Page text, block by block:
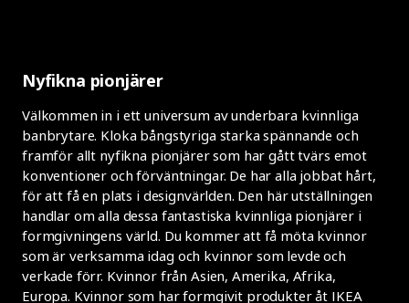
Nyfikna pionjärer
Välkommen in i ett universum av underbara kvinnliga
banbrytare. Kloka bångstyriga starka spännande och
framför allt nyfikna pionjärer som har gått tvärs emot
konventioner och förväntningar. De har alla jobbat hårt,
för att få en plats i designvärlden. Den här utställningen
handlar om alla dessa fantastiska kvinnliga pionjärer i
formgivningens värld. Du kommer att få möta kvinnor
som är verksamma idag och kvinnor som levde och
verkade förr. Kvinnor från Asien, Amerika, Afrika,
Europa. Kvinnor som har formgivit produkter åt IKEA